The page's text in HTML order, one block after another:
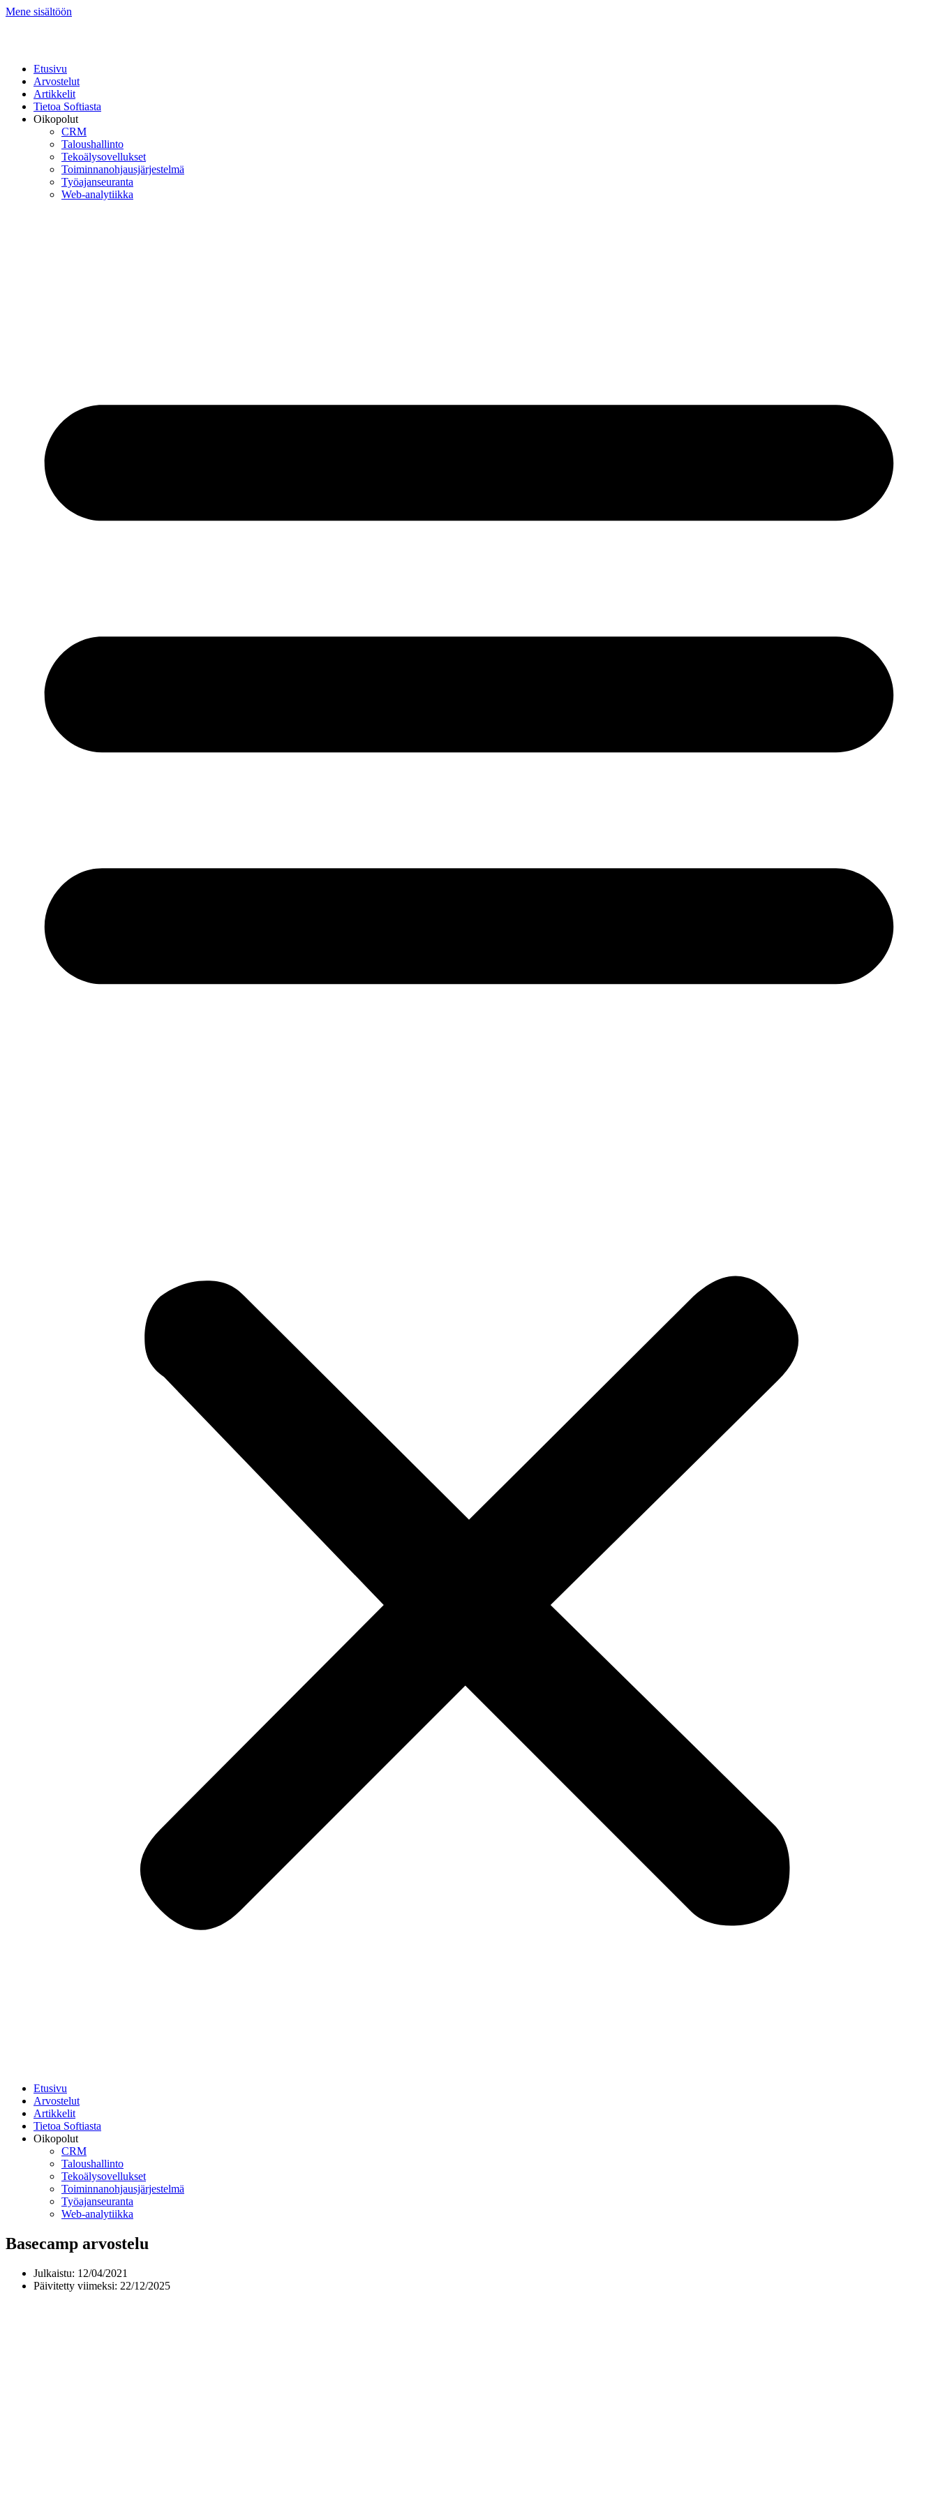
Mene sisältöön
Etusivu
Arvostelut
Artikkelit
Tietoa Softiasta
Oikopolut
CRM
Taloushallinto
Tekoälysovellukset
Toiminnan­ohjausjärjestelmä
Työajanseuranta
Web-analytiikka
Etusivu
Arvostelut
Artikkelit
Tietoa Softiasta
Oikopolut
CRM
Taloushallinto
Tekoälysovellukset
Toiminnan­ohjausjärjestelmä
Työajanseuranta
Web-analytiikka
Basecamp arvostelu
Julkaistu: 12/04/2021
Päivitetty viimeksi: 22/12/2025